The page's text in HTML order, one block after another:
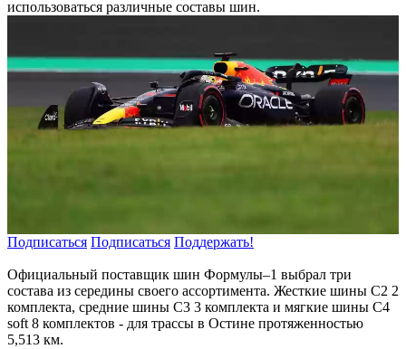
использоваться различные составы шин.
Подписаться Подписаться Поддержать!
Официальный поставщик шин Формулы–1 выбрал три
состава из середины своего ассортимента. Жесткие шины C2 2
комплекта, средние шины C3 3 комплекта и мягкие шины C4
soft 8 комплектов - для трассы в Остине протяженностью
5,513 км.